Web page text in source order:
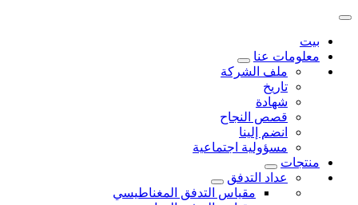
بيت
معلومات عنا
ملف الشركة
تاريخ
شهادة
قصص النجاح
انضم إلينا
مسؤولية اجتماعية
منتجات
عداد التدفق
مقياس التدفق المغناطيسي